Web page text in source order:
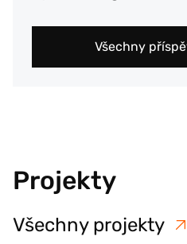
Všechny
Projekty
Všechny projekty